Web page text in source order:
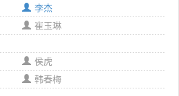
李杰
崔玉琳
侯虎
韩春梅